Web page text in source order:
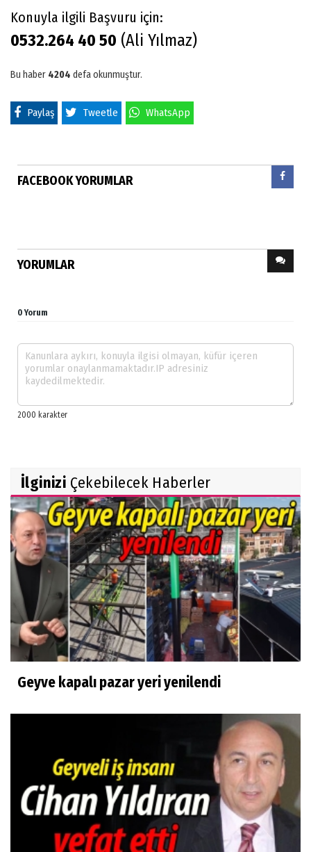
Konuyla ilgili Başvuru için:
0532.264 40 50 (Ali Yılmaz)
Bu haber 4204 defa okunmuştur.
Paylaş Tweetle WhatsApp
FACEBOOK YORUMLAR
YORUMLAR
0 Yorum
İlginizi Çekebilecek Haberler
Geyve kapalı pazar yeri yenilendi